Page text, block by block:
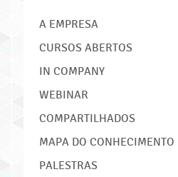
IDEMP
A EMPRESA
CURSOS ABERTOS
IN COMPANY
WEBINAR
COMPARTILHADOS
MAPA DO CONHECIMENTO
PALESTRAS